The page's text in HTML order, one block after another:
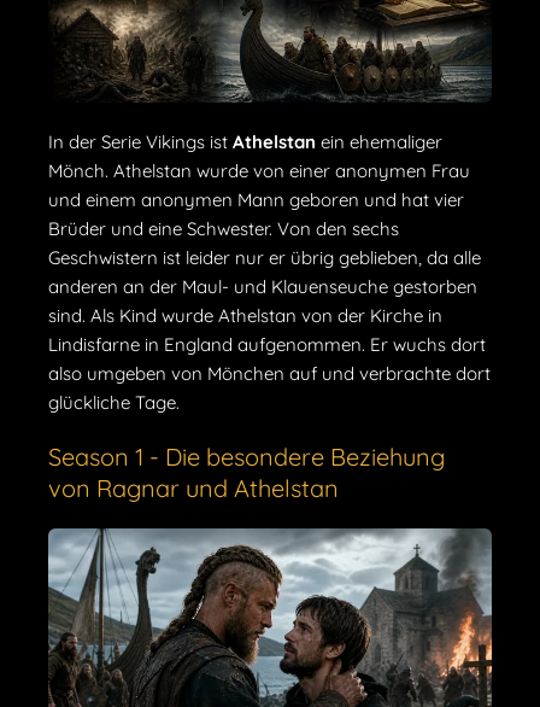
In der Serie Vikings ist Athelstan ein ehemaliger
Mönch. Athelstan wurde von einer anonymen Frau
und einem anonymen Mann geboren und hat vier
Brüder und eine Schwester. Von den sechs
Geschwistern ist leider nur er übrig geblieben, da alle
anderen an der Maul- und Klauenseuche gestorben
sind. Als Kind wurde Athelstan von der Kirche in
Lindisfarne in England aufgenommen. Er wuchs dort
also umgeben von Mönchen auf und verbrachte dort
glückliche Tage.
Season 1 - Die besondere Beziehung
von Ragnar und Athelstan